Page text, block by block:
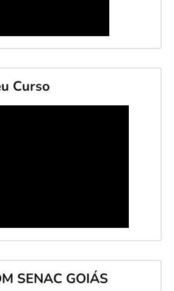
Curso
SENAC GOIÁS